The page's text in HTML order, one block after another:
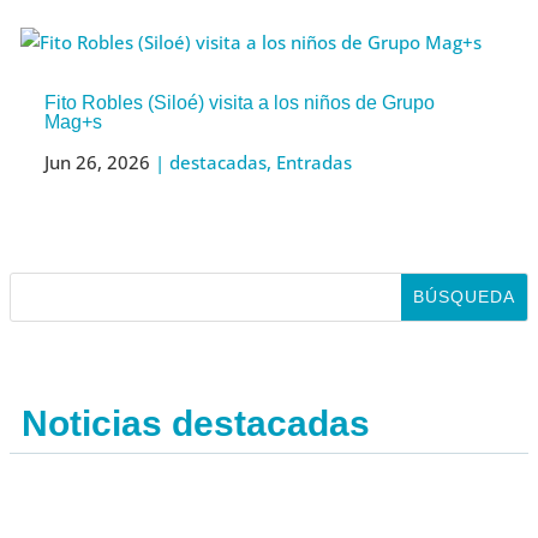
Fito Robles (Siloé) visita a los niños de Grupo
Mag+s
Jun 26, 2026 | destacadas, Entradas
Noticias destacadas